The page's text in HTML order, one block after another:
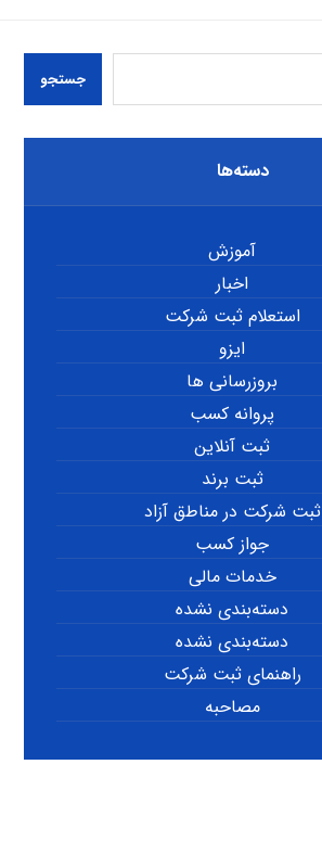
جستجو
دسته‌ها
آموزش
اخبار
استعلام ثبت شرکت
ایزو
بروزرسانی ها
پروانه کسب
ثبت آنلاین
ثبت برند
ثبت شرکت در مناطق آزاد
جواز کسب
خدمات مالی
دسته‌بندی نشده
دسته‌بندی نشده
راهنمای ثبت شرکت
مصاحبه